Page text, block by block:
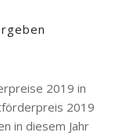
2019 in
2019
in diesem Jahr